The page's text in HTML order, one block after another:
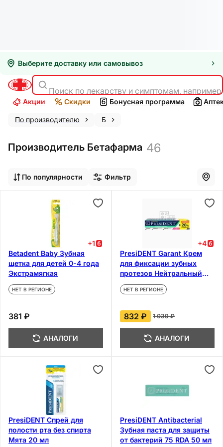
Выберите доставку или самовывоз
Поиск по лекарству и симптомам,
Акции Скидки Бонусная программа
По производителю Б
Производитель Бетафарма 46
По популярности Фильтр
+1
Betadent Baby Зубная
щетка для детей 0-4 года
Экстрамягкая
НЕТ В РЕГИОНЕ
381 ₽
АНАЛОГИ
+4
PresiDENT Garant Крем
для фиксации зубных
протезов Нейтральный
100 г
НЕТ В РЕГИОНЕ
832 ₽ 1 039 ₽
АНАЛОГИ
PresiDENT Спрей для
полости рта без спирта
Мята 20 мл
PresiDENT Antibacterial
Зубная паста для защиты
от бактерий 75 RDA 50 мл